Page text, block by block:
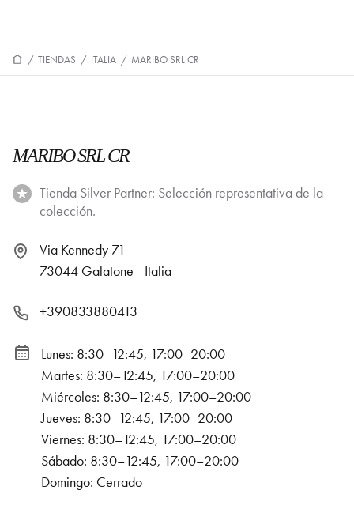
/ TIENDAS / ITALIA / MARIBO SRL CR
MARIBO SRL CR
Tienda Silver Partner: Selección representativa de la
colección.
Via Kennedy 71
73044 Galatone - Italia
+390833880413
Lunes: 8:30–12:45, 17:00–20:00
Martes: 8:30–12:45, 17:00–20:00
Miércoles: 8:30–12:45, 17:00–20:00
Jueves: 8:30–12:45, 17:00–20:00
Viernes: 8:30–12:45, 17:00–20:00
Sábado: 8:30–12:45, 17:00–20:00
Domingo: Cerrado